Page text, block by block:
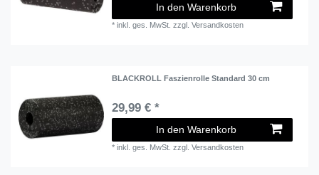
In den Warenkorb
*inkl. ges. MwSt. zzgl.Versandkosten
BLACKROLL Faszienrolle Standard 30 cm
29,99 € *
In den Warenkorb
*inkl. ges. MwSt. zzgl.Versandkosten